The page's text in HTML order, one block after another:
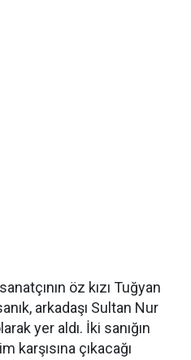
öz kızı Tuğyan
arkadaşı Sultan Nur
yer aldı. İki sanığın
karşısına çıkacağı